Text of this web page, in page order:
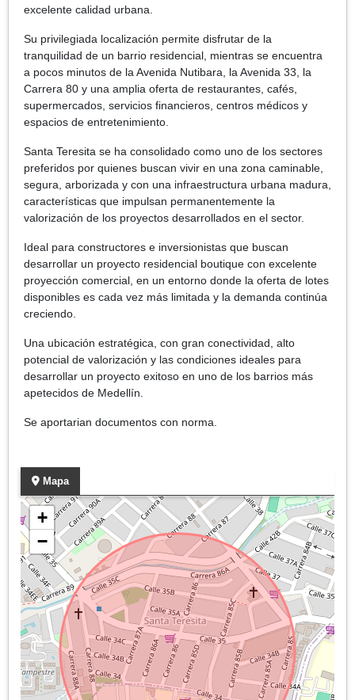
excelente calidad urbana.
Su privilegiada localización permite disfrutar de la
tranquilidad de un barrio residencial, mientras se encuentra
a pocos minutos de la Avenida Nutibara, la Avenida 33, la
Carrera 80 y una amplia oferta de restaurantes, cafés,
supermercados, servicios financieros, centros médicos y
espacios de entretenimiento.
Santa Teresita se ha consolidado como uno de los sectores
preferidos por quienes buscan vivir en una zona caminable,
segura, arborizada y con una infraestructura urbana madura,
características que impulsan permanentemente la
valorización de los proyectos desarrollados en el sector.
Ideal para constructores e inversionistas que buscan
desarrollar un proyecto residencial boutique con excelente
proyección comercial, en un entorno donde la oferta de lotes
disponibles es cada vez más limitada y la demanda continúa
creciendo.
Una ubicación estratégica, con gran conectividad, alto
potencial de valorización y las condiciones ideales para
desarrollar un proyecto exitoso en uno de los barrios más
apetecidos de Medellín.
Se aportarian documentos con norma.
Mapa
+
−